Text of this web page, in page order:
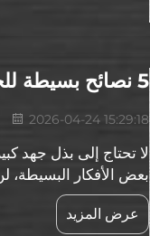
5 نصائح بسيطة للحفاظ على عربة الأدوات منظمة وخالية من الصدأ
2026-04-24 15:29:18
لا تحتاج إلى بذل جهد
بعض الأفكار البسيطة،
أيضًا من العمل ب...
عرض المزيد